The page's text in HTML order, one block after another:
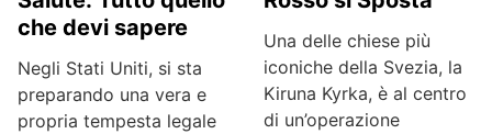
che devi sapere
Negli Stati Uniti, si sta
preparando una vera e
propria tempesta legale
Una delle chiese più
iconiche della Svezia, la
Kiruna Kyrka, è al centro
di un’operazione